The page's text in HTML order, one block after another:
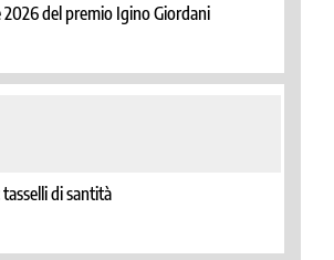
del premio Igino Giordani
di santità